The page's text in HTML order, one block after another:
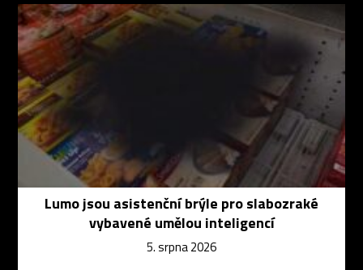
Lumo jsou asistenční brýle pro slabozraké
vybavené umělou inteligencí
5. srpna 2026